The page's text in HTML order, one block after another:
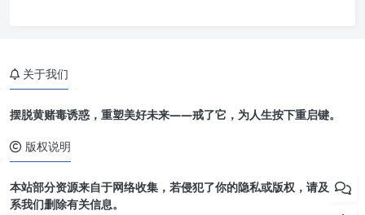
关于我们
摆脱黄赌毒诱惑，重塑美好未来——戒了它，为人生按下重启键。
版权说明
本站部分资源来自于网络收集，若侵犯了你的隐私或版权，请及时联
系我们删除有关信息。